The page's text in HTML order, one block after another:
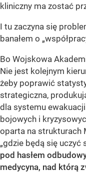
kliniczny ma zostać
I tu zaczyna się
banałem o
Bo Wojskowa
Nie jest kolejnym
żeby poprawić
strategiczna,
dla systemu
bojowych i
oparta na strukturach
„gdzie będą się uczyć
pod hasłem
medycyna, nad którą